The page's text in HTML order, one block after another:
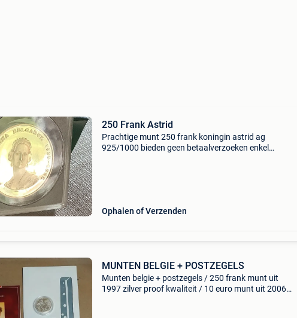
250 Frank Astrid
Prachtige munt 250 frank koningin astrid ag
925/1000 bieden geen betaalverzoeken enkel
Ophalen of Verzenden
MUNTEN BELGIE + POSTZEGELS
Munten belgie + postzegels / 250 frank munt uit
1997 zilver proof kwaliteit / 10 euro munt uit 2006